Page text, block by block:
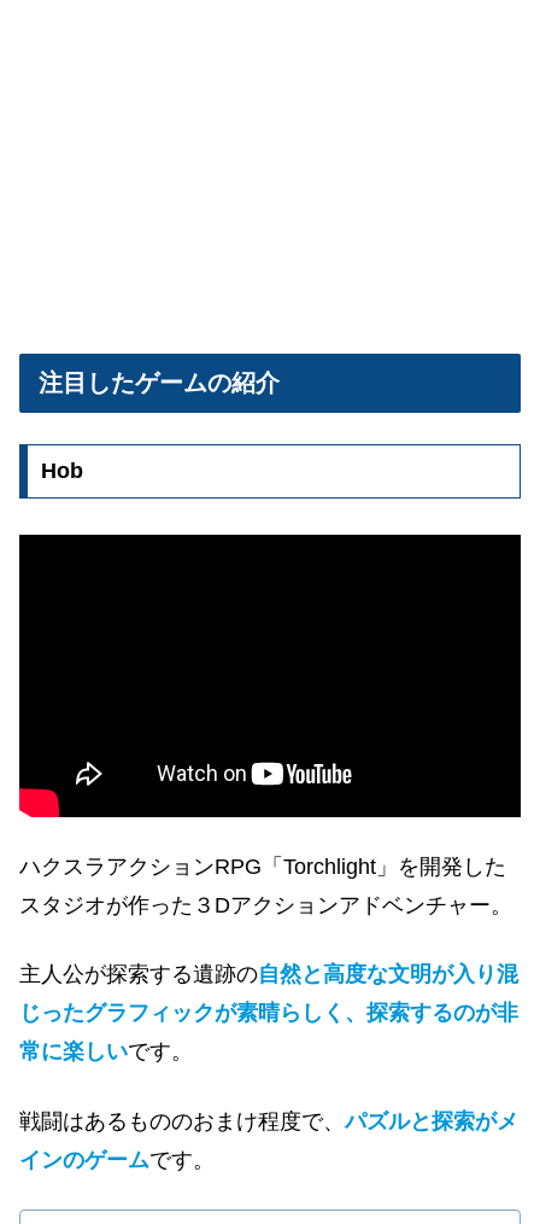
注目したゲームの紹介
Hob
ハクスラアクションRPG「Torchlight」を開発した
スタジオが作った３Dアクションアドベンチャー。
主人公が探索する遺跡の自然と高度な文明が入り混
じったグラフィックが素晴らしく、探索するのが非
常に楽しいです。
戦闘はあるもののおまけ程度で、パズルと探索がメ
インのゲームです。